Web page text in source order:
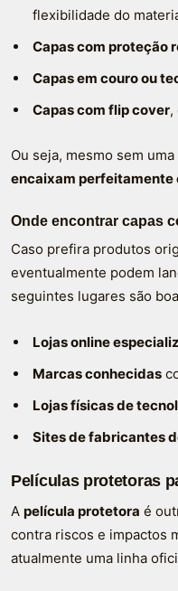
flexibilidade do
Capas com proteção
Capas em couro ou
Capas com flip cover,
Ou seja, mesmo sem
encaixam perfeitamente
Onde encontrar capas
Caso prefira produtos
eventualmente podem
seguintes lugares são
Lojas online
Marcas conhecidas
Lojas físicas de
Sites de fabricantes
Películas protetoras
A película protetora é
contra riscos e impactos
atualmente uma linha